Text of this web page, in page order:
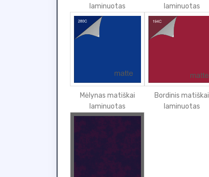
laminuotas
laminuotas
Mėlynas matiškai
laminuotas
Bordinis matiškai
laminuotas